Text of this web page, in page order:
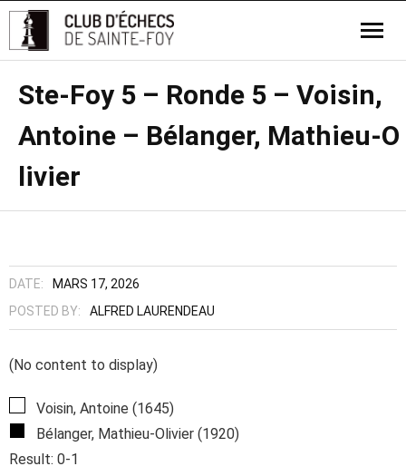
Ste-Foy 5 – Ronde 5 – Voisin,
Antoine – Bélanger, Mathieu-O
livier
DATE:
MARS 17, 2026
POSTED BY:
ALFRED LAURENDEAU
(No content to display)
Voisin, Antoine (1645)
Bélanger, Mathieu-Olivier (1920)
Result: 0-1